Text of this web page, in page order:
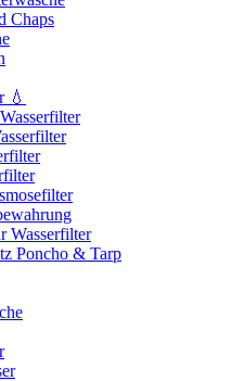
Chaps
💧
Wasserfilter
Poncho & Tarp